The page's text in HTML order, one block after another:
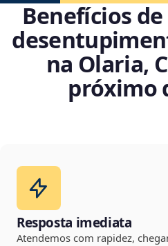
Benefícios
na Olaria,
próximo
Resposta imediata
Atendemos com rapidez,